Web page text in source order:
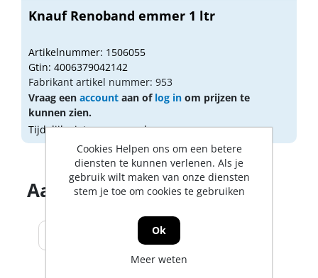
Knauf Renoband emmer 1 ltr
Artikelnummer: 1506055
Gtin: 4006379042142
Fabrikant artikel nummer: 953
Vraag een account aan of log in om prijzen te
kunnen zien.
Tijdelijk niet op voorraad
Aantal producten tonen
Cookies Helpen ons om een betere
diensten te kunnen verlenen. Als je
gebruik wilt maken van onze diensten
stem je toe om cookies te gebruiken
Ok
Meer weten